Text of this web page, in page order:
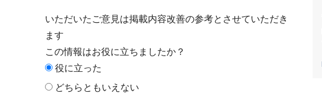
いただいたご意見は掲載内容改善の参考とさせていただき
ます
この情報はお役に立ちましたか？
役に立った
どちらともいえない